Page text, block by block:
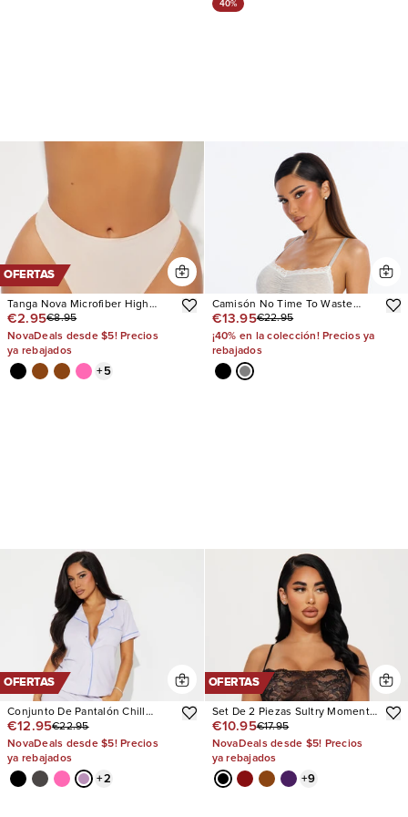
OFERTAS
Tanga Nova Microfiber High
Waist
€2.95€8.95
NovaDeals desde $5! Precios
ya rebajados
+5
40%
Camisón No Time To Waste
Ruffle
€13.95€22.95
¡40% en la colección! Precios ya
rebajados
OFERTAS
Conjunto De Pantalón Chill
Vibes Only Ribbed PJ
€12.95€22.95
NovaDeals desde $5! Precios
ya rebajados
+2
OFERTAS
Set De 2 Piezas Sultry Moments
Lace
€10.95€17.95
NovaDeals desde $5! Precios
ya rebajados
+9